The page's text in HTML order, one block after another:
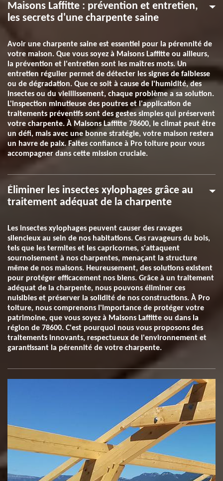
Maisons Laffitte : prévention et entretien,
les secrets d'une charpente saine
Avoir une charpente saine est essentiel pour la pérennité de
votre maison. Que vous soyez à Maisons Laffitte ou ailleurs,
la prévention et l'entretien sont les maîtres mots. Un
entretien régulier permet de détecter les signes de faiblesse
ou de dégradation. Que ce soit à cause de l'humidité, des
insectes ou du vieillissement, chaque problème a sa solution.
L'inspection minutieuse des poutres et l'application de
traitements préventifs sont des gestes simples qui préservent
votre charpente. À Maisons Laffitte 78600, le climat peut être
un défi, mais avec une bonne stratégie, votre maison restera
un havre de paix. Faites confiance à Pro toiture pour vous
accompagner dans cette mission cruciale.
Éliminer les insectes xylophages grâce au
traitement adéquat de la charpente
Les insectes xylophages peuvent causer des ravages
silencieux au sein de nos habitations. Ces ravageurs du bois,
tels que les termites et les capricornes, s'attaquent
sournoisement à nos charpentes, menaçant la structure
même de nos maisons. Heureusement, des solutions existent
pour protéger efficacement nos biens. Grâce à un traitement
adéquat de la charpente, nous pouvons éliminer ces
nuisibles et préserver la solidité de nos constructions. À Pro
toiture, nous comprenons l'importance de protéger votre
patrimoine, que vous soyez à Maisons Laffitte ou dans la
région de 78600. C'est pourquoi nous vous proposons des
traitements innovants, respectueux de l'environnement et
garantissant la pérennité de votre charpente.